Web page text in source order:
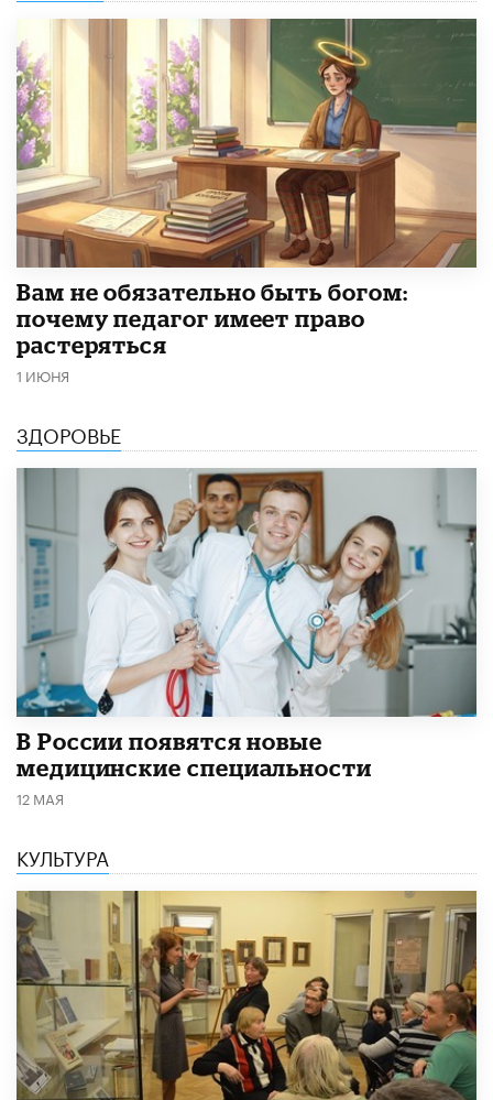
​Вам не обязательно быть богом:
почему педагог имеет право
растеряться
1 ИЮНЯ
ЗДОРОВЬЕ
В России появятся новые
медицинские специальности
12 МАЯ
КУЛЬТУРА